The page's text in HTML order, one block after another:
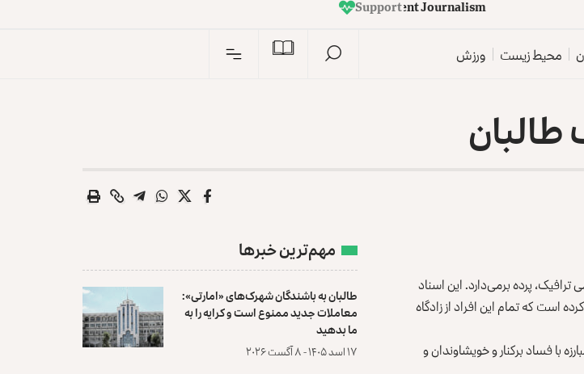
m
s
i
l
a
n
r
u
o
J
t
n
e
d
n
e
p
e
d
n
ISupport
محیط زیست ورزش
پرده برمی‌دارد. این اسناد
ترافیک طالبان به‌تازگی ۶۱ نفر را استخدام کرده است که تمام این افراد از زادگاه
با فساد برکنار و خویشاوندان و
مهم‌ترین خبرها
طالبان به باشندگان شهرک‌های «امارتی»:
معاملات جدید ممنوع است و کرایه را به
ما بدهید
۱۷ اسد ۱۴۰۵ - ۸ آگست ۲۰۲۶